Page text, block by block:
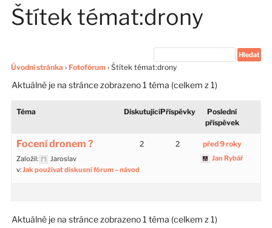
Štítek témat:drony
Úvodní stránka › Fotofórum › Štítek témat:drony
Aktuálně je na stránce zobrazeno 1 téma (celkem z 1)
Téma DiskutujícíPříspěvky
Poslední
příspěvek
Focení dronem ?
Založil:
Jaroslav
v:Jak používat diskusní fórum – návod
2 2 před 9 roky
Jan Rybář
Aktuálně je na stránce zobrazeno 1 téma (celkem z 1)